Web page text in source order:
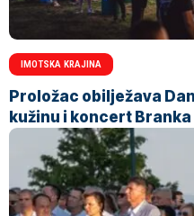
IMOTSKA KRAJINA
Proložac obilježava
kužinu i koncert Branka